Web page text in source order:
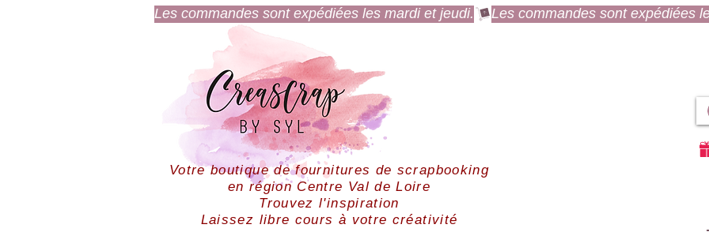
Les commandes sont expédiées les mardi et jeudi.
Votre boutique de fournitures de scrapbooking
en région Centre Val de Loire
Trouvez l'inspiration
Laissez libre cours à votre créativité